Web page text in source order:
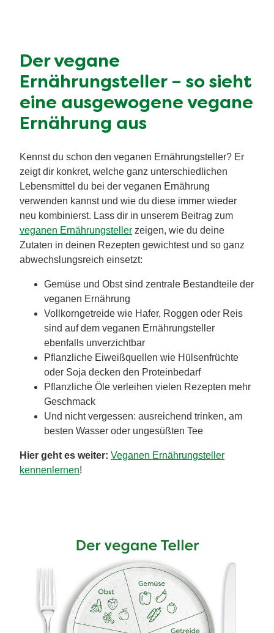
Der vegane
Ernährungsteller – so sieht
eine ausgewogene vegane
Ernährung aus
Kennst du schon den veganen Ernährungsteller? Er
zeigt dir konkret, welche ganz unterschiedlichen
Lebensmittel du bei der veganen Ernährung
verwenden kannst und wie du diese immer wieder
neu kombinierst. Lass dir in unserem Beitrag zum
veganen Ernährungsteller zeigen, wie du deine
Zutaten in deinen Rezepten gewichtest und so ganz
abwechslungsreich einsetzt:
Gemüse und Obst sind zentrale Bestandteile der
veganen Ernährung
Vollkorngetreide wie Hafer, Roggen oder Reis
sind auf dem veganen Ernährungsteller
ebenfalls unverzichtbar
Pflanzliche Eiweißquellen wie Hülsenfrüchte
oder Soja decken den Proteinbedarf
Pflanzliche Öle verleihen vielen Rezepten mehr
Geschmack
Und nicht vergessen: ausreichend trinken, am
besten Wasser oder ungesüßten Tee
Hier geht es weiter: Veganen Ernährungsteller
kennenlernen!